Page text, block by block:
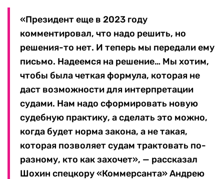
«Президент еще в 2023 году
комментировал, что надо решить, но
решения-то нет. И теперь мы передали ему
письмо. Надеемся на решение… Мы хотим,
чтобы была четкая формула, которая не
даст возможности для интерпретации
судами. Нам надо сформировать новую
судебную практику, а сделать это можно,
когда будет норма закона, а не такая,
которая позволяет судам трактовать по-
разному, кто как захочет», — рассказал
Шохин спецкору «Коммерсанта» Андрею